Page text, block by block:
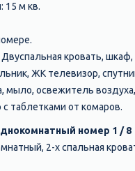
15 м кв.
кровать, шкаф,
ЖК телевизор,
мыло, освежитель
таблетками от комаров.
номер 1 / 8
2-х спальная